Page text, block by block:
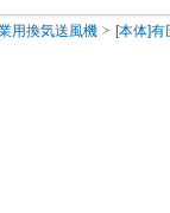
用換気送風機 [本体]有